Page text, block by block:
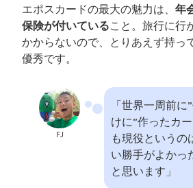
エポスカードの最大の魅力は、 年
保険が付いていること。旅行に行
かからないので、とりあえず持っ
優秀です。
FJ
「世界一周前
けに”作ったカ
も現役というの
い勝手がよかっ
と思います」